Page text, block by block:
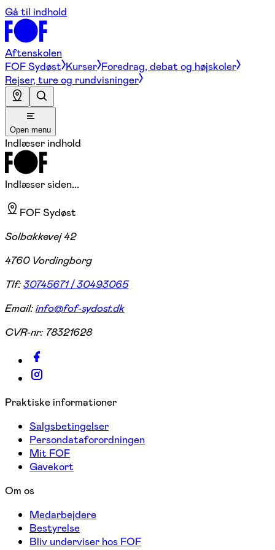
Gå til indhold
Aftenskolen
FOF Sydøst Kurser Foredrag, debat og højskoler
Rejser, ture og rundvisninger
Open menu
Indlæser indhold
Indlæser siden...
FOF Sydøst
Solbakkevej 42
4760 Vordingborg
Tlf:30745671 / 30493065
Email:info@fof-sydost.dk
CVR-nr: 78321628
Praktiske informationer
Salgsbetingelser
Persondataforordningen
Mit FOF
Gavekort
Om os
Medarbejdere
Bestyrelse
Bliv underviser hos FOF